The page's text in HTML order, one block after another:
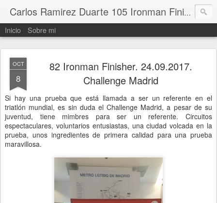
Carlos Ramirez Duarte 105 Ironman Finisher
Inicio Sobre mi
OCT
8
82 Ironman Finisher. 24.09.2017.
Challenge Madrid
Si hay una prueba que está llamada a ser un referente en el
triatlón mundial, es sin duda el Challenge Madrid, a pesar de su
juventud, tiene mimbres para ser un referente. Circuitos
espectaculares, voluntarios entusiastas, una ciudad volcada en la
prueba, unos ingredientes de primera calidad para una prueba
maravillosa.